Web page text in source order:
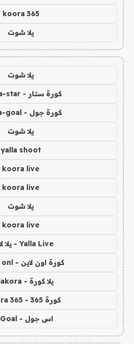
koora 365
يلا شوت
يلا شوت
كورة ستار - koora-star
كورة جول - koora-goal
يلا شوت
yalla shoot
koora live
koora live
يلا شوت
koora live
Yalla Live - يلا لايف
كورة اون لاين - koora onl
يلا كورة - yallakora
كورة 365 - kooora 365
اس جول - AS Goal